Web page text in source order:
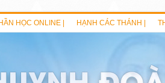
HỌC ONLINE | HẠNH CÁC THÁNH |